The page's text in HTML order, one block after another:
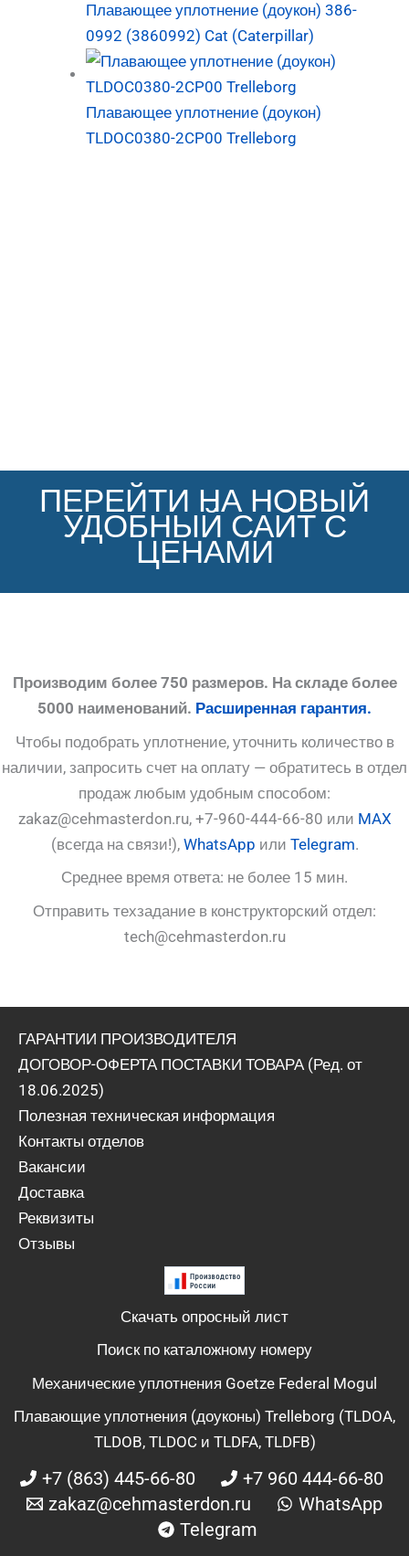
Плавающее уплотнение (доукон) 386-
0992 (3860992) Cat (Caterpillar)
Плавающее уплотнение (доукон)
TLDOC0380-2CP00 Trelleborg
ПЕРЕЙТИ НА НОВЫЙ
УДОБНЫЙ САЙТ С
ЦЕНАМИ
Производим более 750 размеров. На складе более
5000 наименований. Расширенная гарантия.
Чтобы подобрать уплотнение, уточнить количество в
наличии, запросить счет на оплату — обратитесь в отдел
продаж любым удобным способом:
zakaz@cehmasterdon.ru, +7-960-444-66-80 или MAX
(всегда на связи!), WhatsApp или Telegram.
Среднее время ответа: не более 15 мин.
Отправить техзадание в конструкторский отдел:
tech@cehmasterdon.ru
ГАРАНТИИ ПРОИЗВОДИТЕЛЯ
ДОГОВОР-ОФЕРТА ПОСТАВКИ ТОВАРА (Ред. от
18.06.2025)
Полезная техническая информация
Контакты отделов
Вакансии
Доставка
Реквизиты
Отзывы
Скачать опросный лист
Поиск по каталожному номеру
Механические уплотнения Goetze Federal Mogul
Плавающие уплотнения (доуконы) Trelleborg (TLDOA,
TLDOB, TLDOC и TLDFA, TLDFB)
+7 (863) 445-66-80
+7 960 444-66-80
zakaz@cehmasterdon.ru
WhatsApp
Telegram